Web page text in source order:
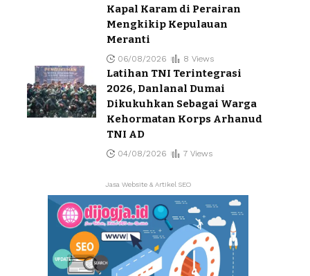
Kapal Karam di Perairan
Mengkikip Kepulauan
Meranti
06/08/2026 8 Views
Latihan TNI Terintegrasi
2026, Danlanal Dumai
Dikukuhkan Sebagai Warga
Kehormatan Korps Arhanud
TNI AD
04/08/2026 7 Views
Jasa Website & Artikel SEO